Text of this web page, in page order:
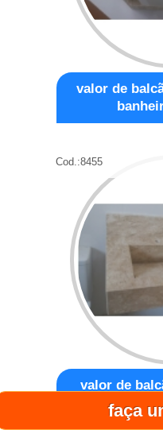
faça
valor de
Cod.:8455
valor de
mármore